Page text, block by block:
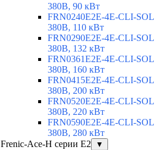
380В, 90 кВт
FRN0240E2E-4E-CLI-SOL
380В, 110 кВт
FRN0290E2E-4E-CLI-SOL
380В, 132 кВт
FRN0361E2E-4E-CLI-SOL
380В, 160 кВт
FRN0415E2E-4E-CLI-SOL
380В, 200 кВт
FRN0520E2E-4E-CLI-SOL
380В, 220 кВт
FRN0590E2E-4E-CLI-SOL
380В, 280 кВт
Frenic-Ace-H серии E2
▼